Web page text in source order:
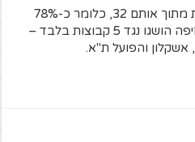
שימו לב לנתון הבא: 25 נקודות מתוך אותם 32, כלומר כ-78%
מסך הנקודות שצברה מכבי חיפה הושגו נגד 5 קבוצות בלבד –
והפועל ת"א.